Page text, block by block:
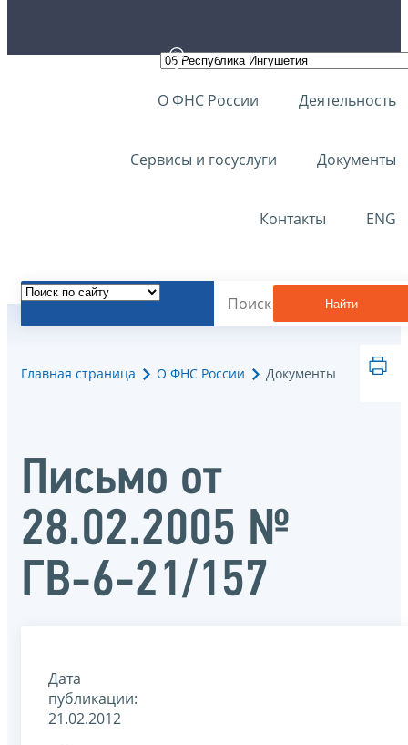
О ФНС России Деятельность
Сервисы и госуслуги Документы
Контакты ENG
Найти
Главная страница О ФНС России Документы
Письмо от
28.02.2005 №
ГВ-6-21/157
Дата
публикации:
21.02.2012